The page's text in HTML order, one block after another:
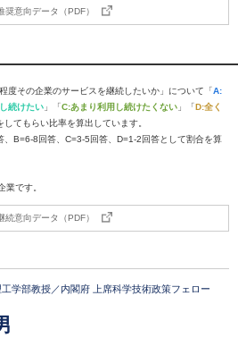
奨意向データ（PDF）
度その企業のサービスを継続したいか」について「A:
続けたい 」「C:あまり利用し続けたくない 」「D:全く
してもらい比率を算出しています。
B=6-8回答、C=3-5回答、D=1-2回答として割合を算
業です。
続意向データ（PDF）
学部教授／内閣府 上席科学技術政策フェロー